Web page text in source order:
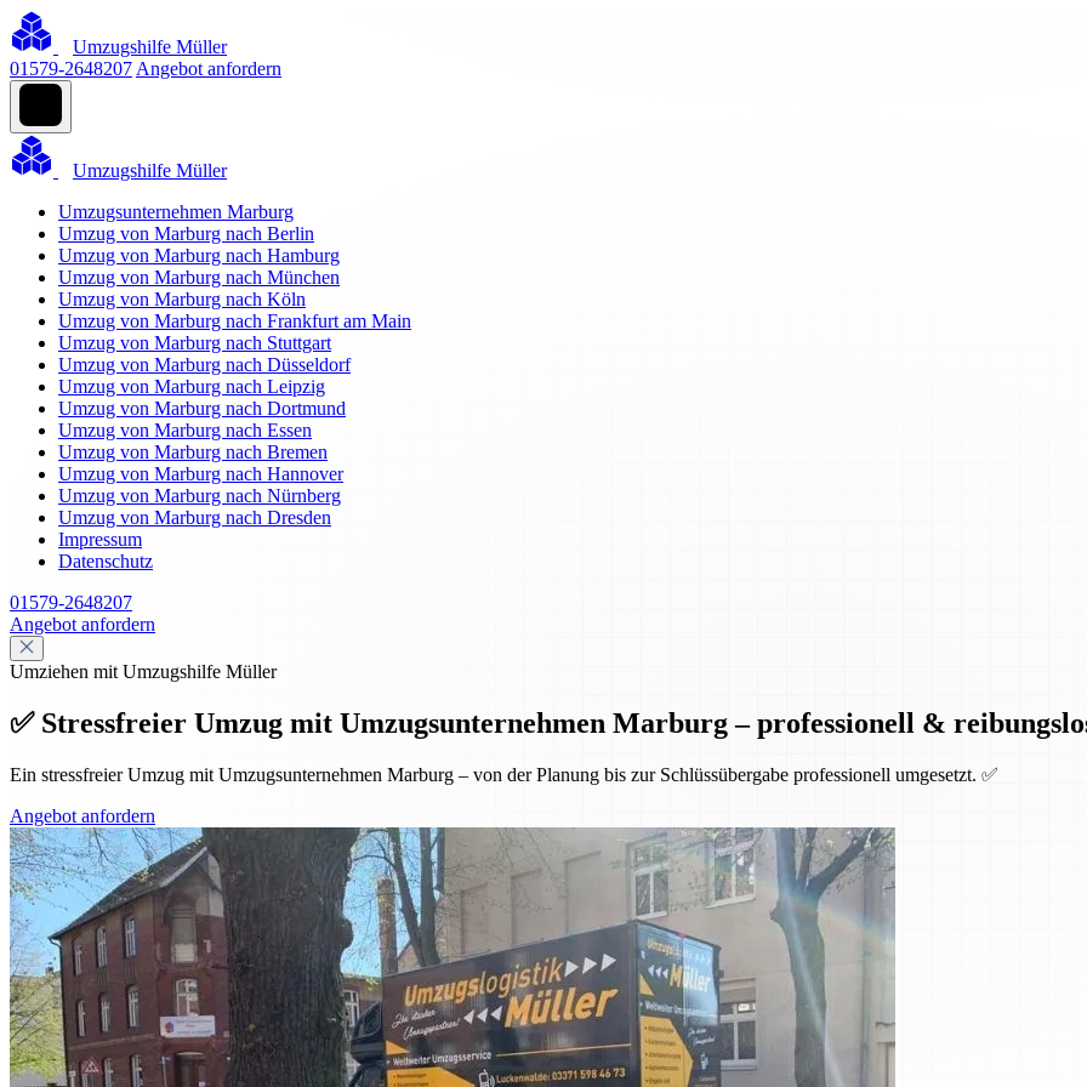
Umzugshilfe Müller
01579-2648207 Angebot anfordern
Umzugshilfe Müller
Umzugsunternehmen Marburg
Umzug von Marburg nach Berlin
Umzug von Marburg nach Hamburg
Umzug von Marburg nach München
Umzug von Marburg nach Köln
Umzug von Marburg nach Frankfurt am Main
Umzug von Marburg nach Stuttgart
Umzug von Marburg nach Düsseldorf
Umzug von Marburg nach Leipzig
Umzug von Marburg nach Dortmund
Umzug von Marburg nach Essen
Umzug von Marburg nach Bremen
Umzug von Marburg nach Hannover
Umzug von Marburg nach Nürnberg
Umzug von Marburg nach Dresden
Impressum
Datenschutz
01579-2648207
Angebot anfordern
Umziehen mit Umzugshilfe Müller
✅ Stressfreier Umzug mit Umzugsunternehmen Marburg – professionell &
Ein stressfreier Umzug mit Umzugsunternehmen Marburg – von der Planung bis zur Schlüssübergabe professionell umgesetzt. ✅
Angebot anfordern